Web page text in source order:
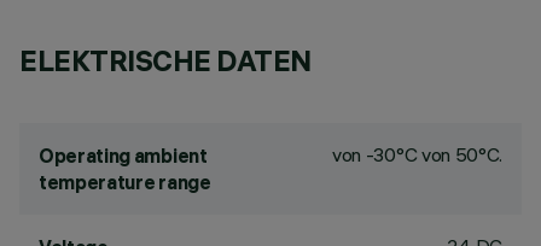
ELEKTRISCHE DATEN
Operating ambient
temperature range
von -30°C von 50°C.